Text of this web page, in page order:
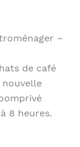
–
de café
8 heures.